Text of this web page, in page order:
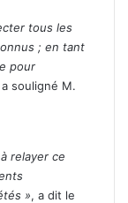
tous les
; en tant
pour
a souligné M.
relayer ce
», a dit le